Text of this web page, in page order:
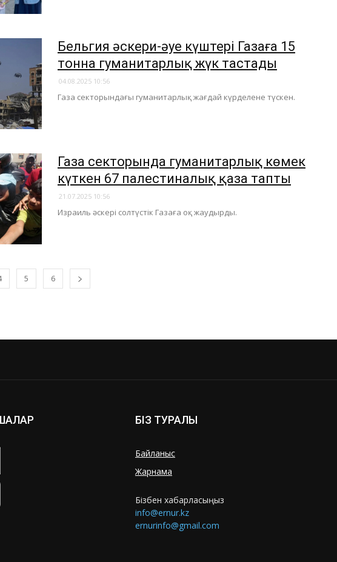
Бельгия әскери-әуе күштері Газаға 15
тонна гуманитарлық жүк тастады
04.08.2025 10:56
Газа секторындағы гуманитарлық жағдай күрделене түскен.
Газа секторында гуманитарлық көмек
күткен 67 палестиналық қаза тапты
21.07.2025 10:56
​Израиль әскері солтүстік Газаға оқ жаудырды.
5 6
БІЗ ТУРАЛЫ
Байланыс
Жарнама
Бізбен хабарласыңыз
info@ernur.kz
ernurinfo@gmail.com